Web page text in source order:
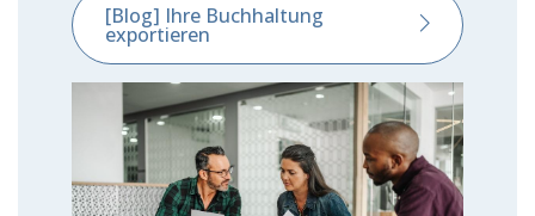
[Blog] Ihre Buchhaltung
exportieren